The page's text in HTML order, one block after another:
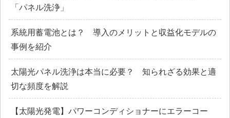
「パネル洗浄」
系統用蓄電池とは？ 導入のメリットと収益化モデルの
事例を紹介
太陽光パネル洗浄は本当に必要？ 知られざる効果と適
切な頻度を解説
【太陽光発電】パワーコンディショナーにエラーコー